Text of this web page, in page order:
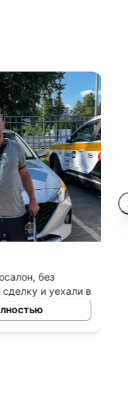
без
и уехали в
машине.